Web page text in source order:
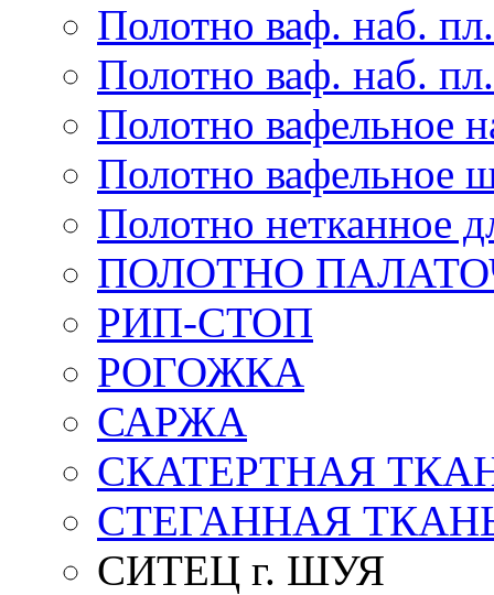
Полотно ваф. наб.
Полотно ваф. наб.
Полотно вафельное
Полотно вафельное
Полотно нетканное
ПОЛОТНО
РИП-СТОП
РОГОЖКА
САРЖА
СКАТЕРТНАЯ
СТЕГАННАЯ
СИТЕЦ г. ШУЯ